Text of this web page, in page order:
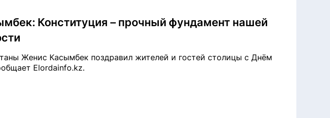
Конституция – прочный фундамент нашей
Женис Касымбек поздравил жителей и гостей столицы с Днём
Elordainfo.kz.